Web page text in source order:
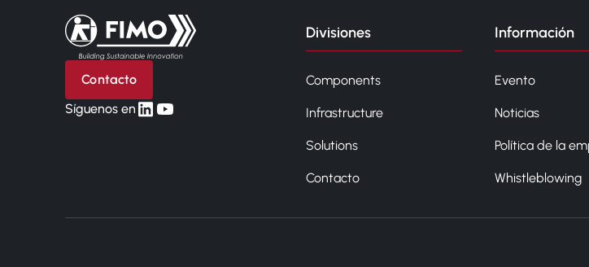
Volver a la página principal
Contacto
Síguenos en linkedin
yt
Divisiones
Components
Infrastructure
Solutions
Contacto
Información
Evento
Noticias
Política de la
Whistleblowing